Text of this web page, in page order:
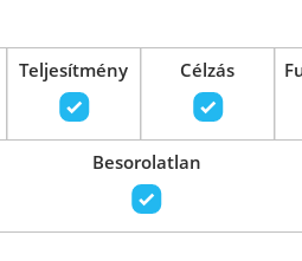
Ft
Cikkszám:
126 743 Ft
Teljesítmény Célzás
Besorolatlan